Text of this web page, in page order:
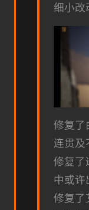
细小改
修复了
连贯及
修复了
中或许
修复了